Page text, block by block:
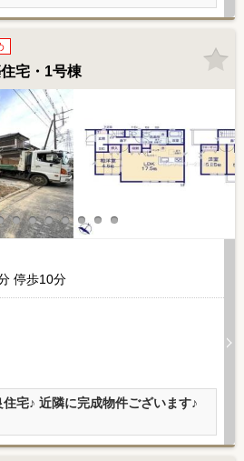
宅・1号棟
停歩10分
宅♪ 近隣に完成物件ございます♪